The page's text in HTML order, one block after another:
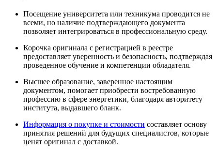
Посещение университета или техникума проводится не
всеми, но наличие подтверждающего документа
позволяет интегрироваться в профессиональную среду.
Корочка оригинала с регистрацией в реестре
предоставляет уверенность и безопасность, подтверждая
проведенное обучение и компетенции обладателя.
Высшее образование, заверенное настоящим
документом, помогает приобрести востребованную
профессию в сфере энергетики, благодаря авторитету
института, выдавшего бланк.
Информация о покупке и стоимости составляет основу
принятия решений для будущих специалистов, которые
ценят оригинал с доставкой.